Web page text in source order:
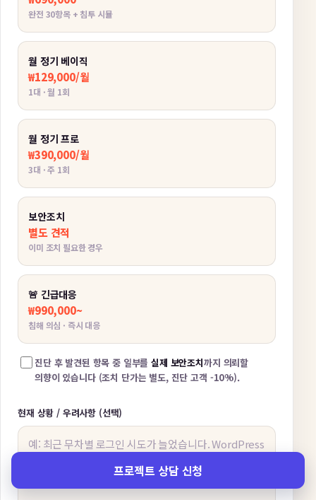
프로젝트 상담 신청
완전 30항목 + 침투 시뮬
월 정기 베이직
₩129,000/월
1대 · 월 1회
월 정기 프로
₩390,000/월
3대 · 주 1회
보안조치
별도 견적
이미 조치 필요한 경우
🚨 긴급대응
₩990,000~
침해 의심 · 즉시 대응
진단 후 발견된 항목 중 일부를실제 보안조치까지 의뢰할
의향이 있습니다 (조치 단가는 별도, 진단 고객 -10%).
현재 상황 / 우려사항 (선택)